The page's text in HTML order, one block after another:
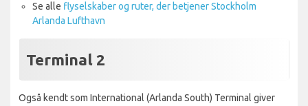
Se alle flyselskaber og ruter, der betjener Stockholm
Arlanda Lufthavn
Terminal 2
Også kendt som International (Arlanda South) Terminal giver